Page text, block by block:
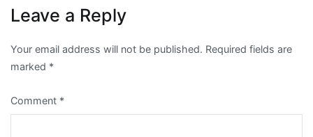
Leave a Reply
Your email address will not be published. Required fields are
marked *
Comment *